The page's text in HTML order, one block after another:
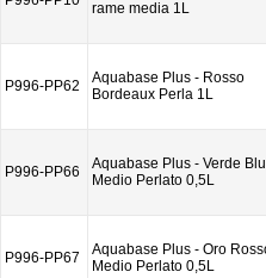
rame media 1L
P996-PP62
Aquabase Plus - Rosso
Bordeaux Perla 1L
P996-PP66
Aquabase Plus - Verde Blu
Medio Perlato 0,5L
P996-PP67
Aquabase Plus - Oro
Medio Perlato 0,5L